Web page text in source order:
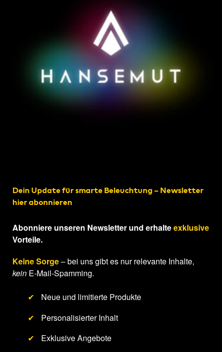
Dein Update für smarte Beleuchtung – Newsletter
hier abonnieren
Abonniere unseren Newsletter und erhalteexklusive
Vorteile.
Keine Sorge– bei uns gibt es nur relevante Inhalte,
kein E-Mail-Spamming.
✔
Neue und limitierte Produkte
✔
Personalisierter Inhalt
✔
Exklusive Angebote